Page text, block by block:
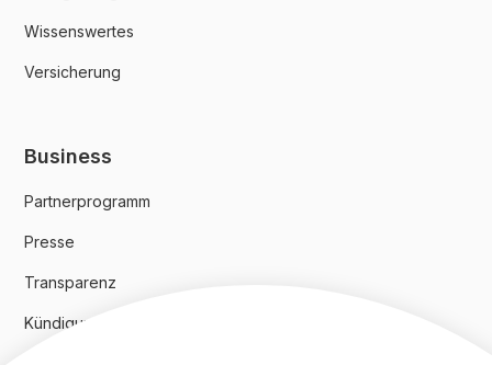
Wissenswertes
Versicherung
Business
Partnerprogramm
Presse
Transparenz
Kündigungsindex 2024